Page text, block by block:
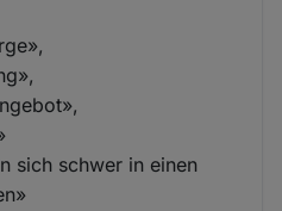
sich schwer in einen